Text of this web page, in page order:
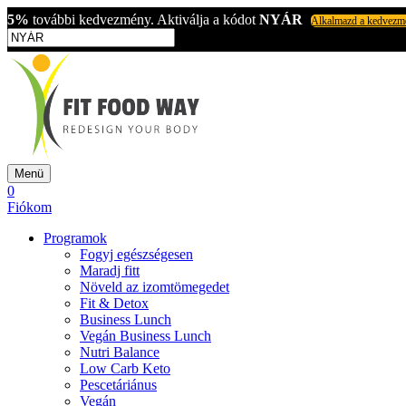
5% további kedvezmény. Aktiválja a kódot NYÁR Alkalmazd a
Menü
0
Fiókom
Programok
Fogyj egészségesen
Maradj fitt
Növeld az izomtömegedet
Fit & Detox
Business Lunch
Vegán Business Lunch
Nutri Balance
Low Carb Keto
Pescetáriánus
Vegán